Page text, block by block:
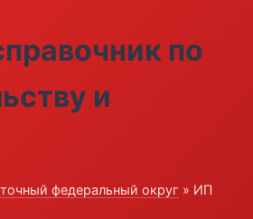
по
и
федеральный округ » ИП